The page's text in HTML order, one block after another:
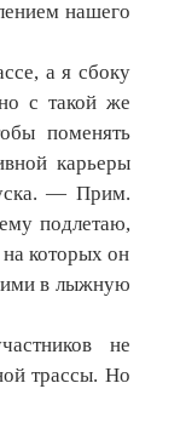
нашего
а я сбоку
с такой же
поменять
карьеры
— Прим.
подлетаю,
которых он
в лыжную
не
трассы. Но